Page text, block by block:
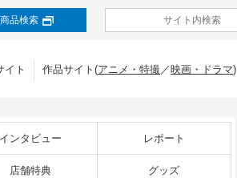
商品検索
イト 作品サイト(アニメ・特撮／映画・ドラマ)
インタビュー レポート
店舗特典 グッズ